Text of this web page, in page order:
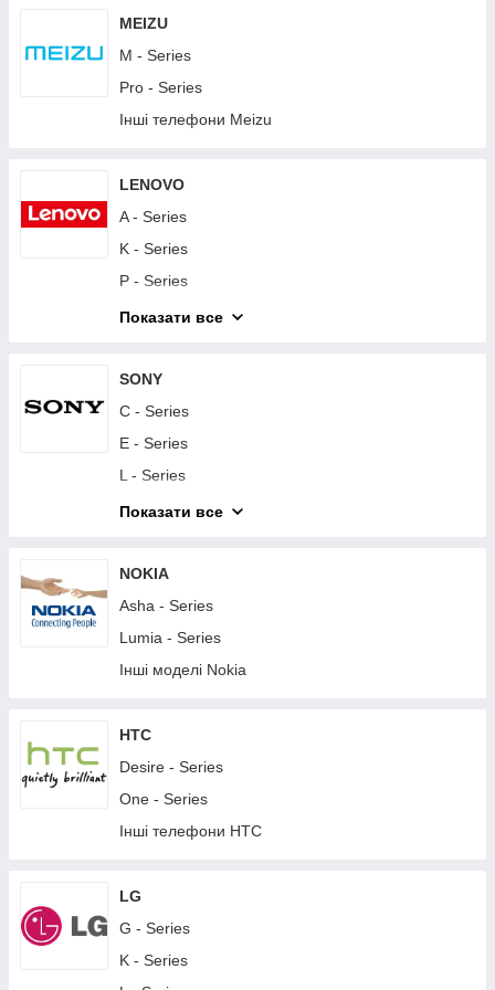
Y - Series
Інші телефони Huawei
Планшети Huawei
MEIZU
M - Series
Pro - Series
Інші телефони Meizu
LENOVO
A - Series
K - Series
P - Series
S - Series
Другие телефоны Lenovo
Планшети Lenovo
Показати все
SONY
C - Series
E - Series
L - Series
M - Series
X - Series
XA - Series
XZ - Series
Z - Series
Планшети Sony
Показати все
NOKIA
Asha - Series
Lumia - Series
Інші моделі Nokia
HTC
Desire - Series
One - Series
Інші телефони HTC
LG
G - Series
K - Series